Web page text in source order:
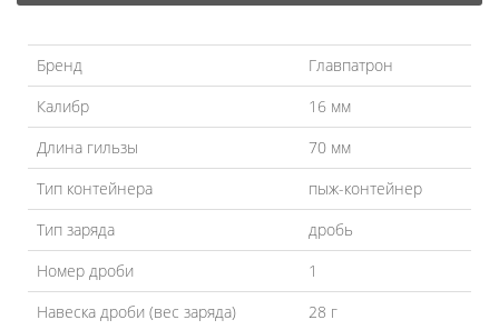
Бренд
Главпатрон
Калибр
16 мм
Длина гильзы
70 мм
Тип контейнера
пыж-контейнер
Тип заряда
дробь
Номер дроби
1
Навеска дроби (вес заряда)
28 г